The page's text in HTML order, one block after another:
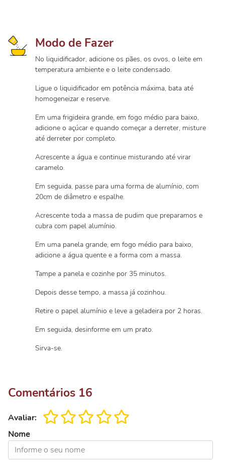
Modo de Fazer
No liquidificador, adicione os pães, os ovos, o leite em
temperatura ambiente e o leite condensado.
Ligue o liquidificador em potência máxima, bata até
homogeneizar e reserve.
Em uma frigideira grande, em fogo médio para baixo,
adicione o açúcar e quando começar a derreter, misture
até derreter por completo.
Acrescente a água e continue misturando até virar
caramelo.
Em seguida, passe para uma forma de alumínio, com
20cm de diâmetro e espalhe.
Acrescente toda a massa de pudim que preparamos e
cubra com papel alumínio.
Em uma panela grande, em fogo médio para baixo,
adicione a água quente e a forma com a massa.
Tampe a panela e cozinhe por 35 minutos.
Depois desse tempo, a massa já cozinhou.
Retire o papel alumínio e leve a geladeira por 2 horas.
Em seguida, desinforme em um prato.
Sirva-se.
Comentários 16
Avaliar:
Nome